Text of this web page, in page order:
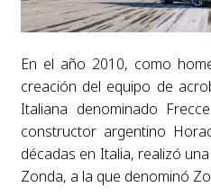
En el año 2010, como
creación del equipo de
Italiana denominado
constructor argentino
décadas en Italia, realizó
Zonda, a la que denominó